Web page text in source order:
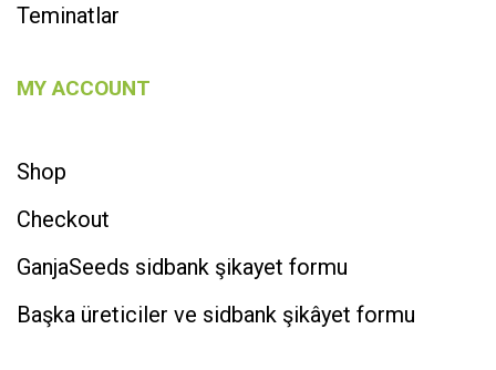
Teminatlar
MY ACCOUNT
Shop
Checkout
GanjaSeeds sidbank şikayet formu
Başka üreticiler ve sidbank şikâyet formu